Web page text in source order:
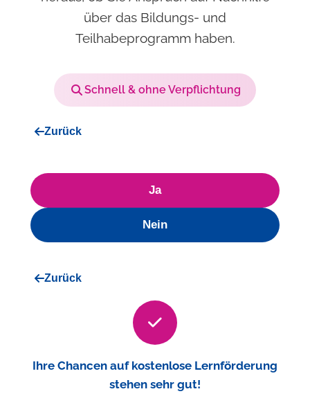
über das Bildungs- und
Teilhabeprogramm haben.
Schnell & ohne Verpflichtung
Zurück
Ja
Nein
Zurück
Ihre Chancen auf kostenlose Lernförderung
stehen sehr gut!